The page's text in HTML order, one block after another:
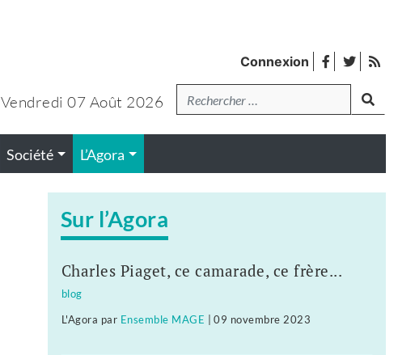
Connexion facebook
twitter
Vendredi 07 Août 2026Recherche
Société L’Agora
Sur l’Agora
Charles Piaget, ce camarade, ce frère...
blog
L'Agora par Ensemble MAGE |09 novembre 2023